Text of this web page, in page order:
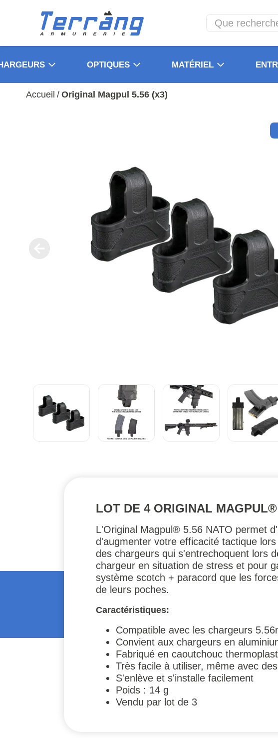
OPTIQUES MATÉRIEL
Accueil / Original Magpul 5.56 (x3)
LOT DE 4 ORIGINAL
L'Original Magpul® 5.56 NATO permet
d'augmenter votre efficacité tactique
des chargeurs qui s'entrechoquent lors
chargeur en situation de stress et pour
système scotch + paracord que les
de leurs poches.
Caractéristiques:
Compatible avec les chargeurs
Convient aux chargeurs en
Fabriqué en caoutchouc
Très facile à utiliser, même avec
S'enlève et s'installe facilement
Poids : 14 g
Vendu par lot de 3